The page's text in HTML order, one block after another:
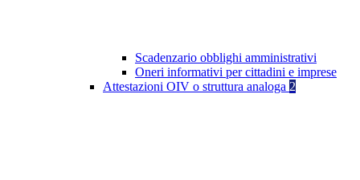
Scadenzario obblighi amministrativi
Oneri informativi per cittadini e imprese
Attestazioni OIV o struttura analoga 2